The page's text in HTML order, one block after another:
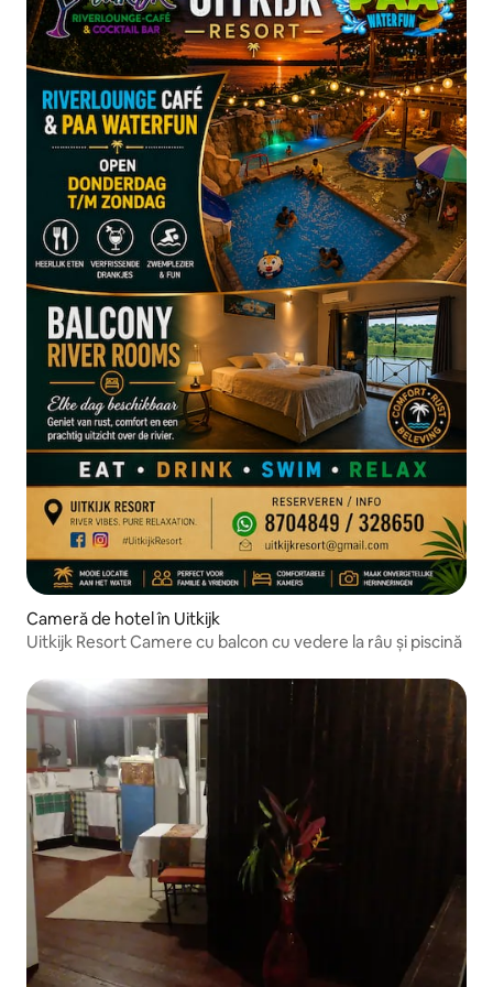
Cameră de hotel în Uitkijk
Uitkijk Resort Camere cu balcon cu vedere la râu și piscină